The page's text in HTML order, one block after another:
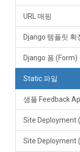
URL 매핑
Django 템플릿 확
Django 폼 (Form)
Static 파일
샘플 Feedback
Site Deployment
Site Deployment